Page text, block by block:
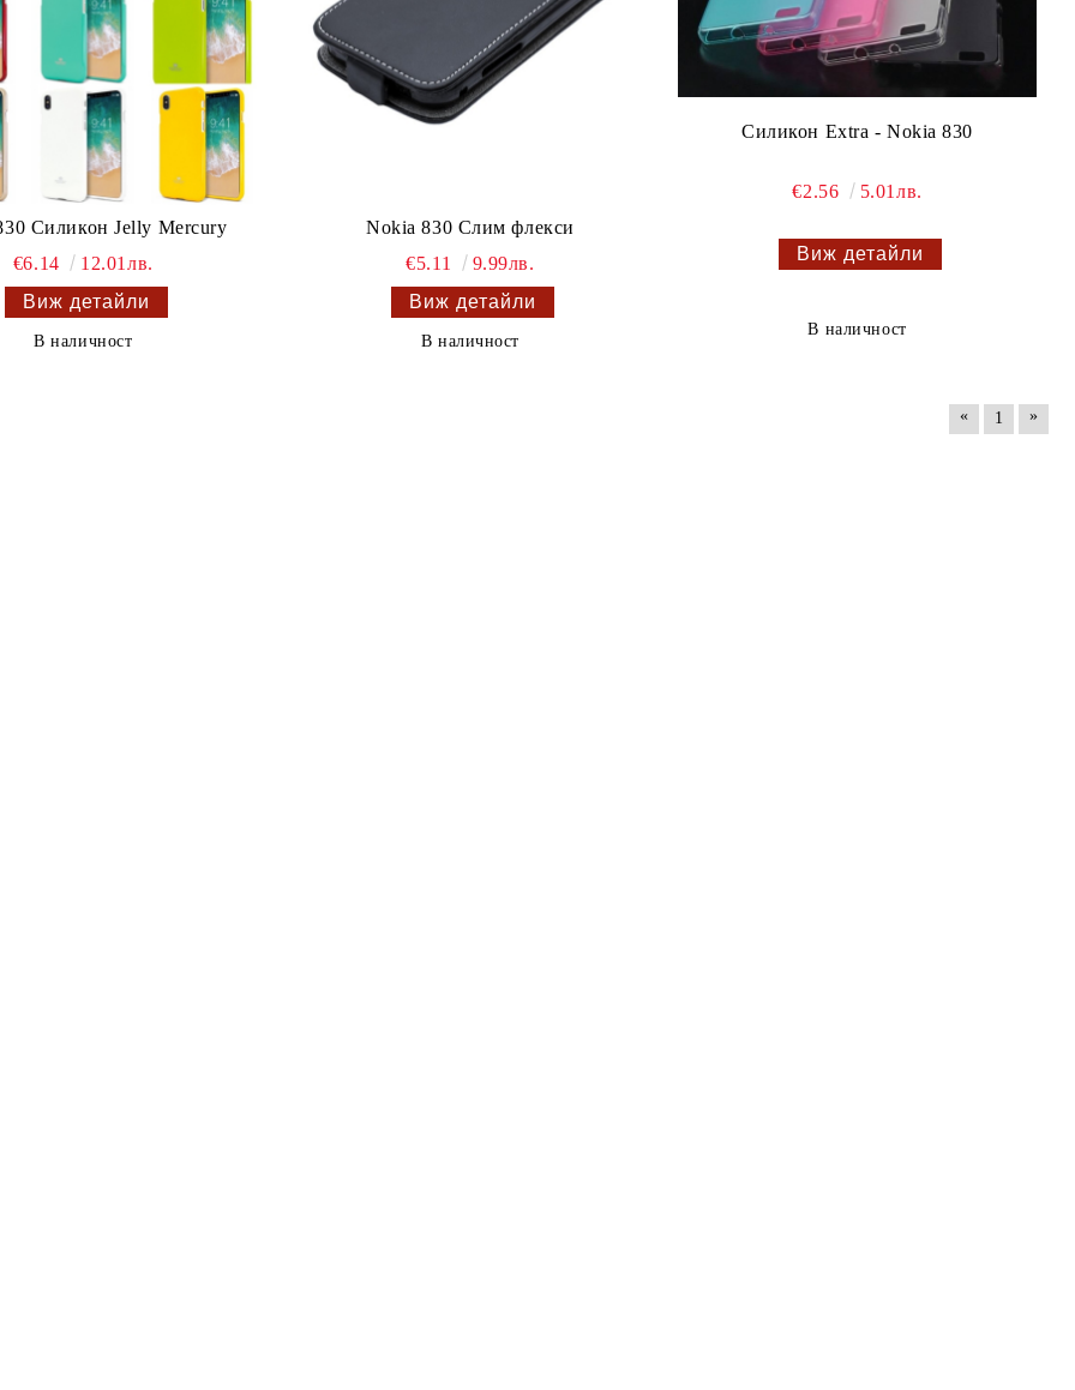
Силикон Jelly Mercury
€6.14
12.01лв.
Виж детайли
В наличност
Nokia 830 Слим флекси
€5.11
9.99лв.
Виж детайли
В наличност
Силикон Extra - Nokia 830
€2.56 5.01лв.
Виж детайли
В наличност
« 1 »